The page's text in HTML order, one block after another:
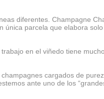
diferentes. Champagne
parcela que elabora
en el viñedo tiene
cargados de
ante uno de los